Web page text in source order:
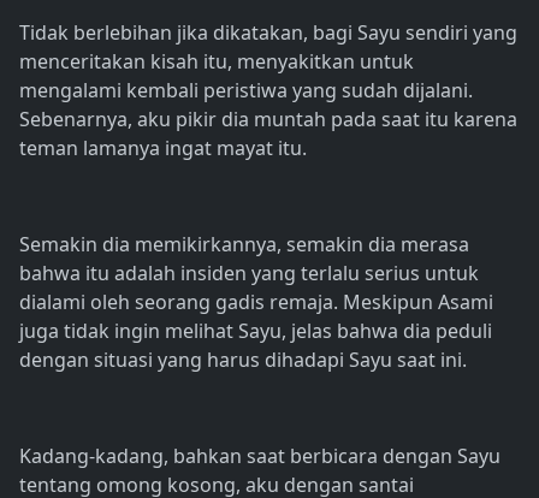
Tidak berlebihan jika dikatakan, bagi Sayu sendiri yang
menceritakan kisah itu, menyakitkan untuk
mengalami kembali peristiwa yang sudah dijalani.
Sebenarnya, aku pikir dia muntah pada saat itu karena
teman lamanya ingat mayat itu.
Semakin dia memikirkannya, semakin dia merasa
bahwa itu adalah insiden yang terlalu serius untuk
dialami oleh seorang gadis remaja. Meskipun Asami
juga tidak ingin melihat Sayu, jelas bahwa dia peduli
dengan situasi yang harus dihadapi Sayu saat ini.
Kadang-kadang, bahkan saat berbicara dengan Sayu
tentang omong kosong, aku dengan santai